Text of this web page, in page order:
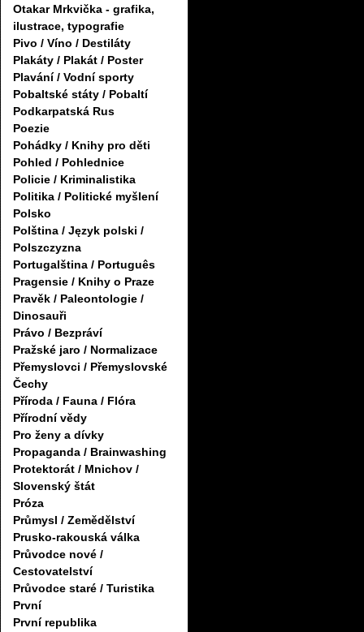
Otakar Mrkvička - grafika,
ilustrace, typografie
Pivo / Víno / Destiláty
Plakáty / Plakát / Poster
Plavání / Vodní sporty
Pobaltské státy / Pobaltí
Podkarpatská Rus
Poezie
Pohádky / Knihy pro děti
Pohled / Pohlednice
Policie / Kriminalistika
Politika / Politické myšlení
Polsko
Polština / Język polski /
Polszczyzna
Portugalština / Português
Pragensie / Knihy o Praze
Pravěk / Paleontologie /
Dinosauři
Právo / Bezpráví
Pražské jaro / Normalizace
Přemyslovci / Přemyslovské
Čechy
Příroda / Fauna / Flóra
Přírodní vědy
Pro ženy a dívky
Propaganda / Brainwashing
Protektorát / Mnichov /
Slovenský štát
Próza
Průmysl / Zemědělství
Prusko-rakouská válka
Průvodce nové /
Cestovatelství
Průvodce staré / Turistika
První
První republika